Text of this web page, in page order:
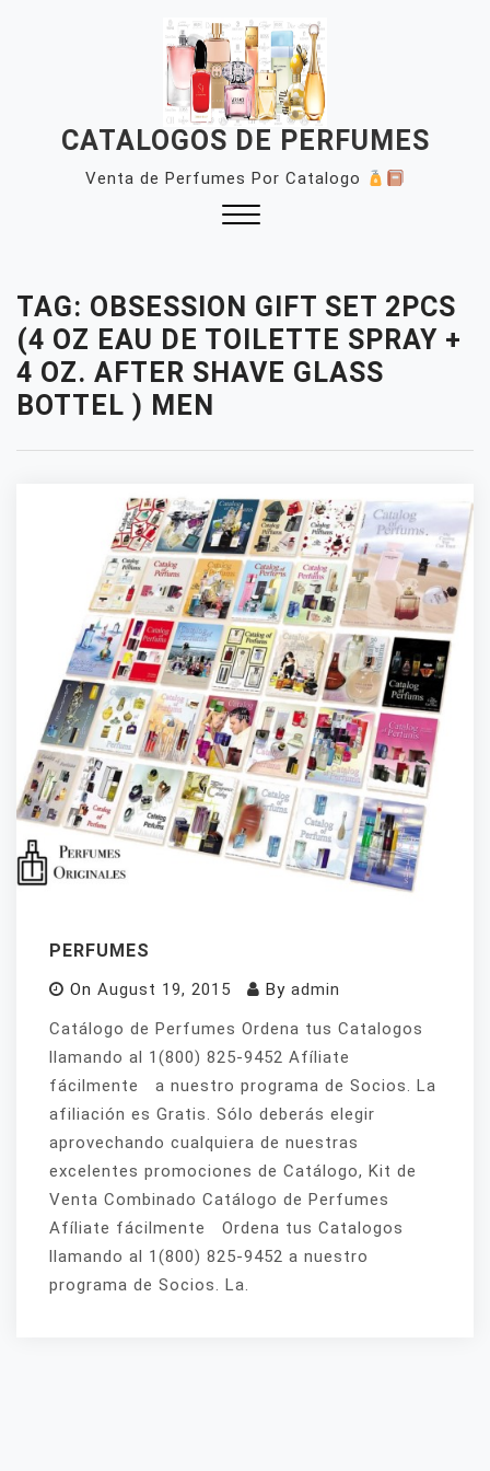
CATALOGOS DE PERFUMES
Venta de Perfumes Por Catalogo
TAG: OBSESSION GIFT SET 2PCS
(4 OZ EAU DE TOILETTE SPRAY +
4 OZ. AFTER SHAVE GLASS
BOTTEL ) MEN
PERFUMES
On August 19, 2015 By admin
Catálogo de Perfumes Ordena tus Catalogos
llamando al 1(800) 825-9452 Afíliate
fácilmente a nuestro programa de Socios. La
afiliación es Gratis. Sólo deberás elegir
aprovechando cualquiera de nuestras
excelentes promociones de Catálogo, Kit de
Venta Combinado Catálogo de Perfumes
Afíliate fácilmente Ordena tus Catalogos
llamando al 1(800) 825-9452 a nuestro
programa de Socios. La.